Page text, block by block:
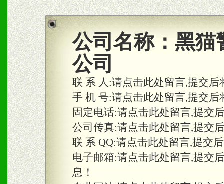
商利润。
2、区域独家经营；建立区
合作关系。
三、物料及媒体
1、免费提供体验及宣传彩
2、不定期在各大知名网站
知名度和影响力。
公司名称： 黑猫
公司
联 系 人:请点击此处留言,提交
手 机 号:请点击此处留言,提交
固定电话:请点击此处留言,提交
公司传真:请点击此处留言,提交
联 系 QQ:请点击此处留言,提交
电子邮箱:请点击此处留言,提交
息！